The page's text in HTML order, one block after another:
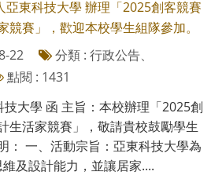
東科技大學 辦理「2025創客競賽
競賽」，歡迎本校學生組隊參加。
22
分類 : 行政公告、
點閱 : 1431
大學 函 主旨：本校辦理「2025創
生活家競賽」，敬請貴校鼓勵學生
： 一、活動宗旨：亞東科技大學為
及設計能力，並讓居家....